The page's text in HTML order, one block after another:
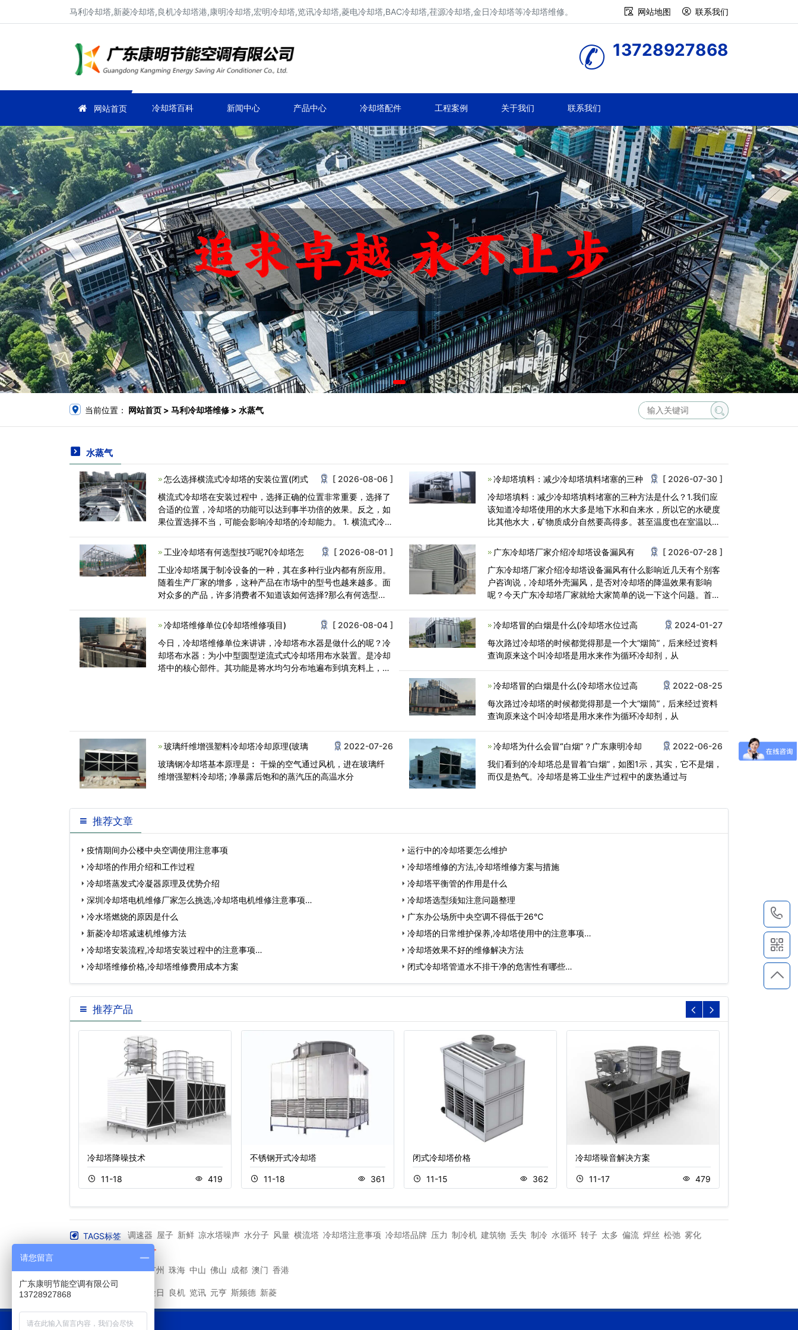
马利冷却塔,新菱冷却塔,良机冷却塔港,康明冷却塔,宏明冷却塔,览讯冷却塔,菱电冷却塔,BAC冷却塔,荏源冷却塔,金日冷却塔等冷却塔维修。 网站地图 联系我们
13728927868
网站首页 冷却塔百科 新闻中心 产品中心 冷却塔配件 工程案例 关于我们 联系我们
当前位置： 网站首页 > 马利冷却塔维修 > 水蒸气
水蒸气
怎么选择横流式冷却塔的安装位置(闭式
[ 2026-08-06 ]
横流式冷却塔在安装过程中，选择正确的位置非常重要，选择了
合适的位置，冷却塔的功能可以达到事半功倍的效果。反之，如
果位置选择不当，可能会影响冷却塔的冷却能力。 1. 横流式冷
冷却塔填料：减少冷却塔填料堵塞的三种
[ 2026-07-30 ]
冷却塔填料：减少冷却塔填料堵塞的三种方法是什么？1.我们应
该知道冷却塔使用的水大多是地下水和自来水，所以它的水硬度
比其他水大，矿物质成分自然要高得多。甚至温度也在室温以
工业冷却塔有何选型技巧呢?(冷却塔怎
[ 2026-08-01 ]
工业冷却塔属于制冷设备的一种，其在多种行业内都有所应用。
随着生产厂家的增多，这种产品在市场中的型号也越来越多。面
对众多的产品，许多消费者不知道该如何选择?那么有何选型技
广东冷却塔厂家介绍冷却塔设备漏风有
[ 2026-07-28 ]
广东冷却塔厂家介绍冷却塔设备漏风有什么影响近几天有个别客
户咨询说，冷却塔外壳漏风，是否对冷却塔的降温效果有影响
呢？今天广东冷却塔厂家就给大家简单的说一下这个问题。首
冷却塔维修单位(冷却塔维修项目)
[ 2026-08-04 ]
今日，冷却塔维修单位来讲讲，冷却塔布水器是做什么的呢？冷
却塔布水器：为小中型圆型逆流式式冷却塔用布水裝置。是冷却
塔中的核心部件。其功能是将水均匀分布地遍布到填充料上，扩
冷却塔冒的白烟是什么(冷却塔水位过高
2024-01-27
每次路过冷却塔的时候都觉得那是一个大“烟筒”，后来经过资料
查询原来这个叫冷却塔是用水来作为循环冷却剂，从
冷却塔冒的白烟是什么(冷却塔水位过高
2022-08-25
每次路过冷却塔的时候都觉得那是一个大“烟筒”，后来经过资料
查询原来这个叫冷却塔是用水来作为循环冷却剂，从
玻璃纤维增强塑料冷却塔冷却原理(玻璃
2022-07-26
玻璃钢冷却塔基本原理是︰ 干燥的空气通过风机，进在玻璃纤
维增强塑料冷却塔; 净暴露后饱和的蒸汽压的高温水分
冷却塔为什么会冒“白烟”？广东康明冷却
2022-06-26
我们看到的冷却塔总是冒着“白烟”，如图1示，其实，它不是烟，
而仅是热气。冷却塔是将工业生产过程中的废热通过与
推荐文章
疫情期间办公楼中央空调使用注意事项
运行中的冷却塔要怎么维护
冷却塔的作用介绍和工作过程
冷却塔维修的方法,冷却塔维修方案与措施
冷却塔蒸发式冷凝器原理及优势介绍
冷却塔平衡管的作用是什么
深圳冷却塔电机维修厂家怎么挑选,冷却塔电机维修注意事项…
冷却塔选型须知注意问题整理
冷水塔燃烧的原因是什么
广东办公场所中央空调不得低于26℃
新菱冷却塔减速机维修方法
冷却塔的日常维护保养,冷却塔使用中的注意事项…
冷却塔安装流程,冷却塔安装过程中的注意事项…
冷却塔效果不好的维修解决方法
冷却塔维修价格,冷却塔维修费用成本方案
闭式冷却塔管道水不排干净的危害性有哪些…
推荐产品
冷却塔降噪技术
11-18 419
不锈钢开式冷却塔
11-18 361
闭式冷却塔价格
11-15 362
冷却塔噪音解决方案
11-17 479
TAGS标签 调速器 屋子 新鲜 凉水塔噪声 水分子 风量 横流塔 冷却塔注意事项 冷却塔品牌 压力 制冷机 建筑物 丢失 制冷 水循环 转子 太多 偏流 焊丝 松弛 雾化
More+
其他城市 深圳 广州 珠海 中山 佛山 成都 澳门 香港
金日 良机 览讯 元亨 斯频德 新菱
请您留言
广东康明节能空调有限公司
13728927868